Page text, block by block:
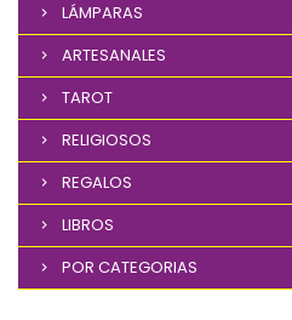
LÁMPARAS
ARTESANALES
TAROT
RELIGIOSOS
REGALOS
LIBROS
POR CATEGORIAS